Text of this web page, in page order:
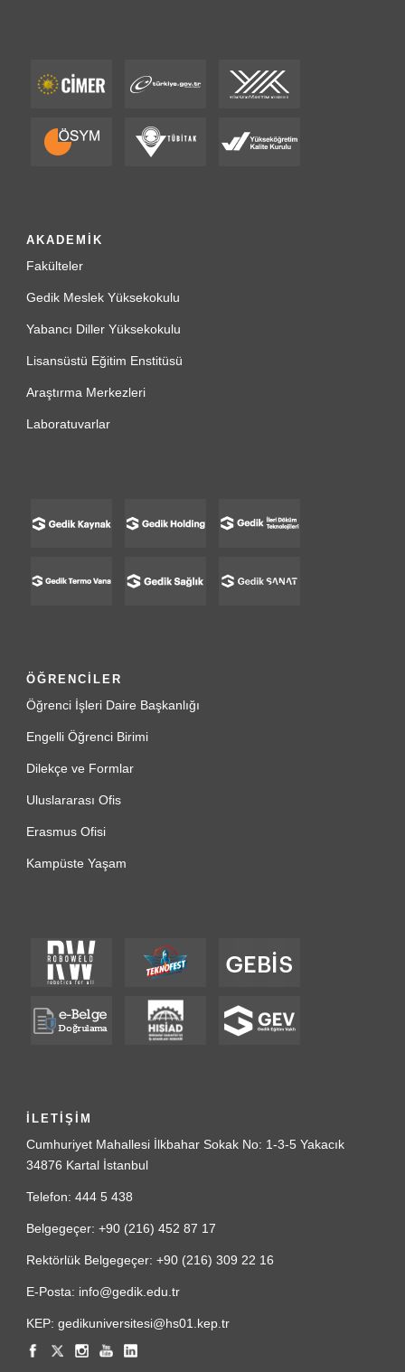
AKADEMİK
Fakülteler
Gedik Meslek Yüksekokulu
Yabancı Diller Yüksekokulu
Lisansüstü Eğitim Enstitüsü
Araştırma Merkezleri
Laboratuvarlar
ÖĞRENCİLER
Öğrenci İşleri Daire Başkanlığı
Engelli Öğrenci Birimi
Dilekçe ve Formlar
Uluslararası Ofis
Erasmus Ofisi
Kampüste Yaşam
İLETİŞİM
Cumhuriyet Mahallesi İlkbahar Sokak No: 1-3-5 Yakacık
34876 Kartal İstanbul
Telefon: 444 5 438
Belgegeçer: +90 (216) 452 87 17
Rektörlük Belgegeçer: +90 (216) 309 22 16
E-Posta: info@gedik.edu.tr
KEP: gedikuniversitesi@hs01.kep.tr